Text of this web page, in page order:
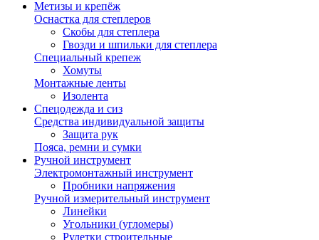
Метизы и крепёж
Оснастка для степлеров
Скобы для степлера
Гвозди и шпильки для степлера
Специальный крепеж
Хомуты
Монтажные ленты
Изолента
Спецодежда и сиз
Средства индивидуальной защиты
Защита рук
Пояса, ремни и сумки
Ручной инструмент
Электромонтажный инструмент
Пробники напряжения
Ручной измерительный инструмент
Линейки
Угольники (угломеры)
Рулетки строительные